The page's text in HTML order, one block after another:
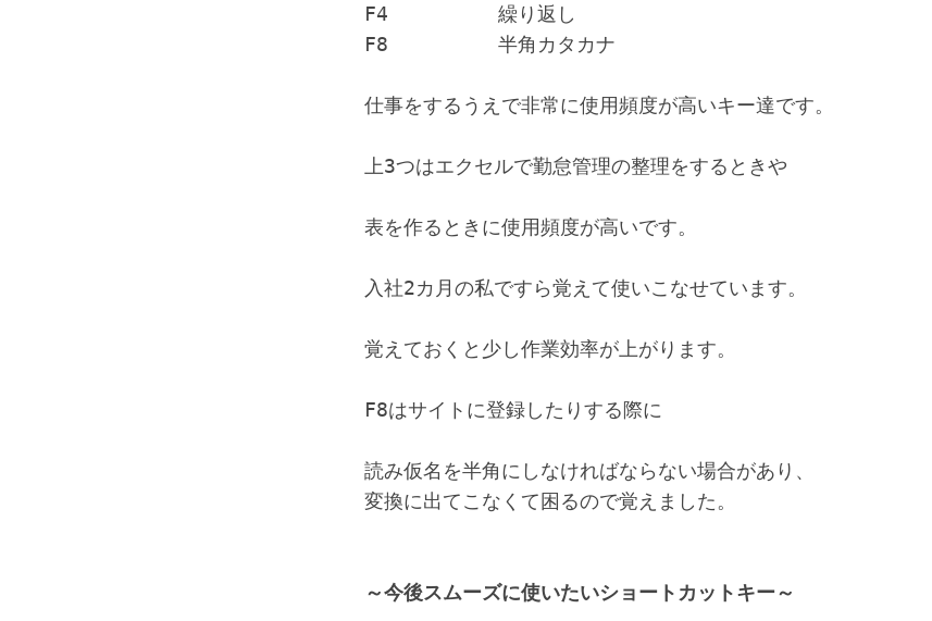
F4　　　　　 繰り返し
F8　　　　　 半角カタカナ
仕事をするうえで非常に使用頻度が高いキー達です。
上3つはエクセルで勤怠管理の整理をするときや
表を作るときに使用頻度が高いです。
入社2カ月の私ですら覚えて使いこなせています。
覚えておくと少し作業効率が上がります。
F8はサイトに登録したりする際に
読み仮名を半角にしなければならない場合があり、
変換に出てこなくて困るので覚えました。
～今後スムーズに使いたいショートカットキー～